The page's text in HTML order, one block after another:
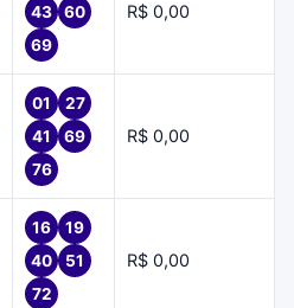
43
60
69
R$ 0,00
01
27
41
69
76
R$ 0,00
16
19
40
51
72
R$ 0,00